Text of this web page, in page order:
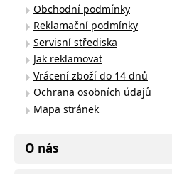
Obchodní podmínky
Reklamační podmínky
Servisní střediska
Jak reklamovat
Vrácení zboží do 14 dnů
Ochrana osobních údajů
Mapa stránek
O nás